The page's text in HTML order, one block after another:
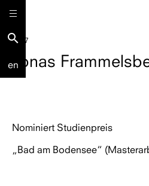
search
en
2017
Jonas
Nominiert Studienpreis
„Bad am Bodensee“